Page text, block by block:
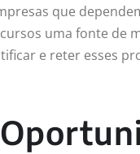
que
uma fonte de
e reter esses